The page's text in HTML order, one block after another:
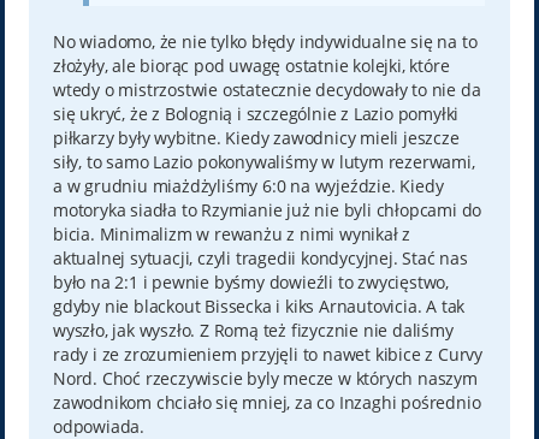
No wiadomo, że nie tylko błędy indywidualne się na to
złożyły, ale biorąc pod uwagę ostatnie kolejki, które
wtedy o mistrzostwie ostatecznie decydowały to nie da
się ukryć, że z Bolognią i szczególnie z Lazio pomyłki
piłkarzy były wybitne. Kiedy zawodnicy mieli jeszcze
siły, to samo Lazio pokonywaliśmy w lutym rezerwami,
a w grudniu miażdżyliśmy 6:0 na wyjeździe. Kiedy
motoryka siadła to Rzymianie już nie byli chłopcami do
bicia. Minimalizm w rewanżu z nimi wynikał z
aktualnej sytuacji, czyli tragedii kondycyjnej. Stać nas
było na 2:1 i pewnie byśmy dowieźli to zwycięstwo,
gdyby nie blackout Bissecka i kiks Arnautovicia. A tak
wyszło, jak wyszło. Z Romą też fizycznie nie daliśmy
rady i ze zrozumieniem przyjęli to nawet kibice z Curvy
Nord. Choć rzeczywiscie byly mecze w których naszym
zawodnikom chciało się mniej, za co Inzaghi pośrednio
odpowiada.